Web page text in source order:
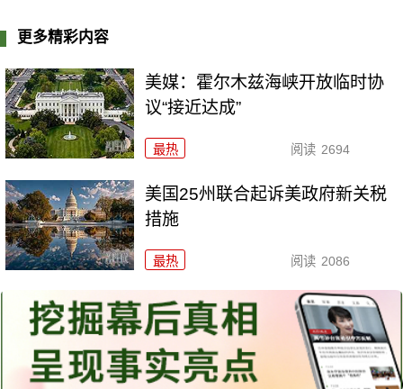
更多精彩内容
美媒：霍尔木兹海峡开放临时协
议“接近达成”
最热 阅读 2694
美国25州联合起诉美政府新关税
措施
最热 阅读 2086